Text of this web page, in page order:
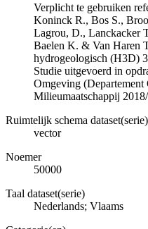
Verplicht te gebruiken
Koninck R., Bos S.,
Lagrou, D., Lanckacker
Baelen K. & Van Haren
hydrogeologisch (H3D)
Studie uitgevoerd in
Omgeving
Milieumaatschappij
Ruimtelijk schema dataset(serie)
vector
Noemer
50000
Taal dataset(serie)
Nederlands; Vlaams